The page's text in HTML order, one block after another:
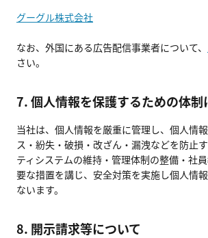
グーグル株式会社
なお、外国にある広告配信事業者について、
さい。
7. 個人情報を保護するための体制
当社は、個人情報を厳重に管理し、個人情
ス・紛失・破損・改ざん・漏洩などを防止
ティシステムの維持・管理体制の整備・社
要な措置を講じ、安全対策を実施し個人情
ないます。
8. 開示請求等について